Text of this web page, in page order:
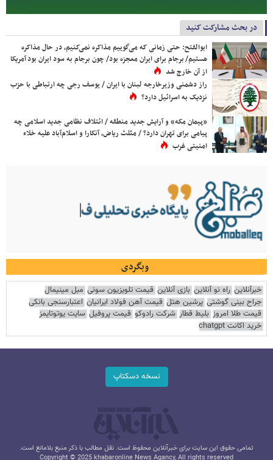
در بحث مشارکت کنید
ابوالفتح: حتی زمانی که می‌گوییم مذاکره نمی‌کنیم، در حال مذاکره
هستیم/ برجام برای ایران معجزه بود/ چون برجام به سود ایران بود آمریکا
از آن خارج شد
راز دشمنی وزیرخارجه لبنان با ایران / یوسف رجی چه ارتباطی با حزب
نزدیک به اسرائیل دارد؟
«پیمان مکه» و آرایش جدید منطقه / ائتلاف نظامی جدید اسلامی چه
پیامی برای تهران دارد؟ / مثلث ریاض، آنکارا و اسلام‌آباد علیه خلاء
امنیتی غرب
وبگردی
خبرآنلاین راه نو آنلاین بازی آنلاین قیمت تلویزیون سونی مبل مینیمال
جراح بینی گوشتی پرشین هتل قیمت آهن فولاد ایرانیان اعتبارسنجی بانکی
قیمت طلا امروز بلیط قطار شرکت رادوکو قیمت پروفیل سایت یوتوتایمز
خرید اکانت chatgpt
نسخه دسکتاپ
تمامی حقوق این سایت برای خبرآنلاین محفوظ است. نقل مطالب با ذکر منبع بلامانع است.